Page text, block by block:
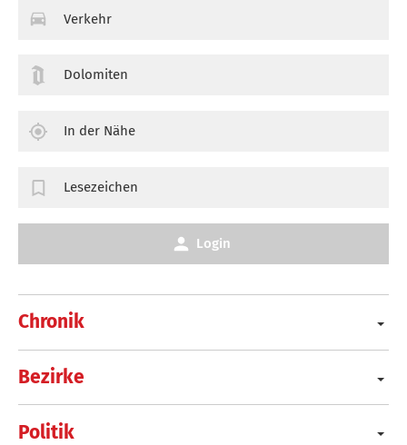
Chronik
Bezirke
Politik
Verkehr
Dolomiten
In der Nähe
Lesezeichen
Login